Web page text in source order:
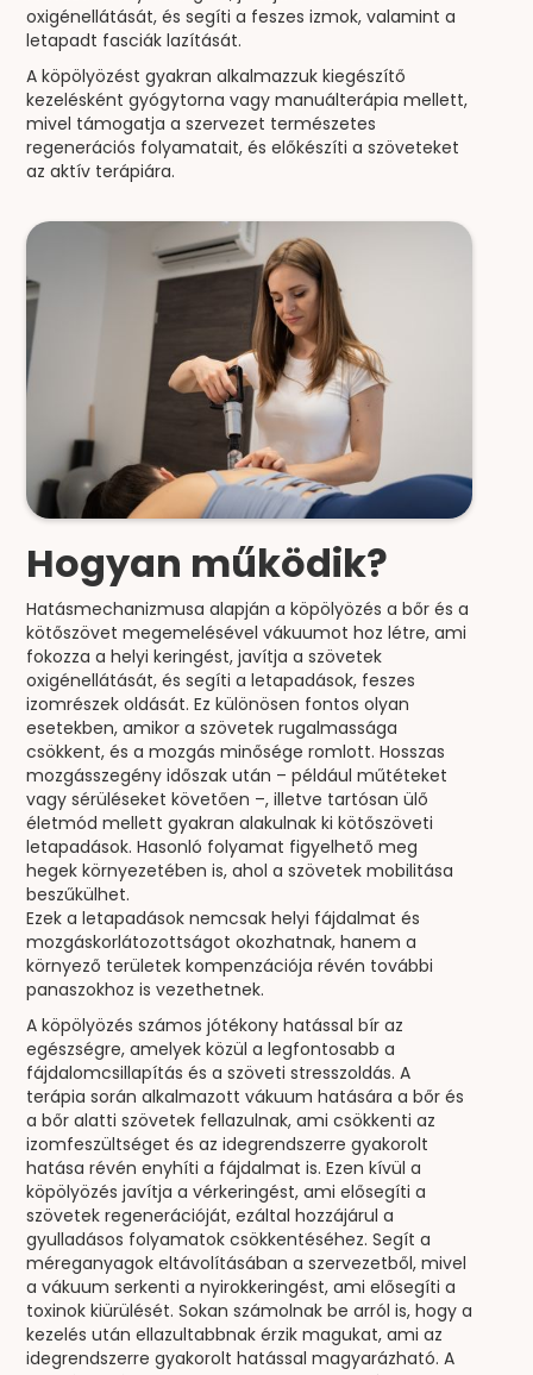
oxigénellátását, és segíti a feszes izmok, valamint a
letapadt fasciák lazítását.
A köpölyözést gyakran alkalmazzuk kiegészítő
kezelésként gyógytorna vagy manuálterápia mellett,
mivel támogatja a szervezet természetes
regenerációs folyamatait, és előkészíti a szöveteket
az aktív terápiára.
Hogyan működik?
Hatásmechanizmusa alapján a köpölyözés a bőr és a
kötőszövet megemelésével vákuumot hoz létre, ami
fokozza a helyi keringést, javítja a szövetek
oxigénellátását, és segíti a letapadások, feszes
izomrészek oldását. Ez különösen fontos olyan
esetekben, amikor a szövetek rugalmassága
csökkent, és a mozgás minősége romlott. Hosszas
mozgásszegény időszak után – például műtéteket
vagy sérüléseket követően –, illetve tartósan ülő
életmód mellett gyakran alakulnak ki kötőszöveti
letapadások. Hasonló folyamat figyelhető meg
hegek környezetében is, ahol a szövetek mobilitása
beszűkülhet.
Ezek a letapadások nemcsak helyi fájdalmat és
mozgáskorlátozottságot okozhatnak, hanem a
környező területek kompenzációja révén további
panaszokhoz is vezethetnek.
A köpölyözés számos jótékony hatással bír az
egészségre, amelyek közül a legfontosabb a
fájdalomcsillapítás és a szöveti stresszoldás. A
terápia során alkalmazott vákuum hatására a bőr és
a bőr alatti szövetek fellazulnak, ami csökkenti az
izomfeszültséget és az idegrendszerre gyakorolt
hatása révén enyhíti a fájdalmat is. Ezen kívül a
köpölyözés javítja a vérkeringést, ami elősegíti a
szövetek regenerációját, ezáltal hozzájárul a
gyulladásos folyamatok csökkentéséhez. Segít a
méreganyagok eltávolításában a szervezetből, mivel
a vákuum serkenti a nyirokkeringést, ami elősegíti a
toxinok kiürülését. Sokan számolnak be arról is, hogy a
kezelés után ellazultabbnak érzik magukat, ami az
idegrendszerre gyakorolt hatással magyarázható. A